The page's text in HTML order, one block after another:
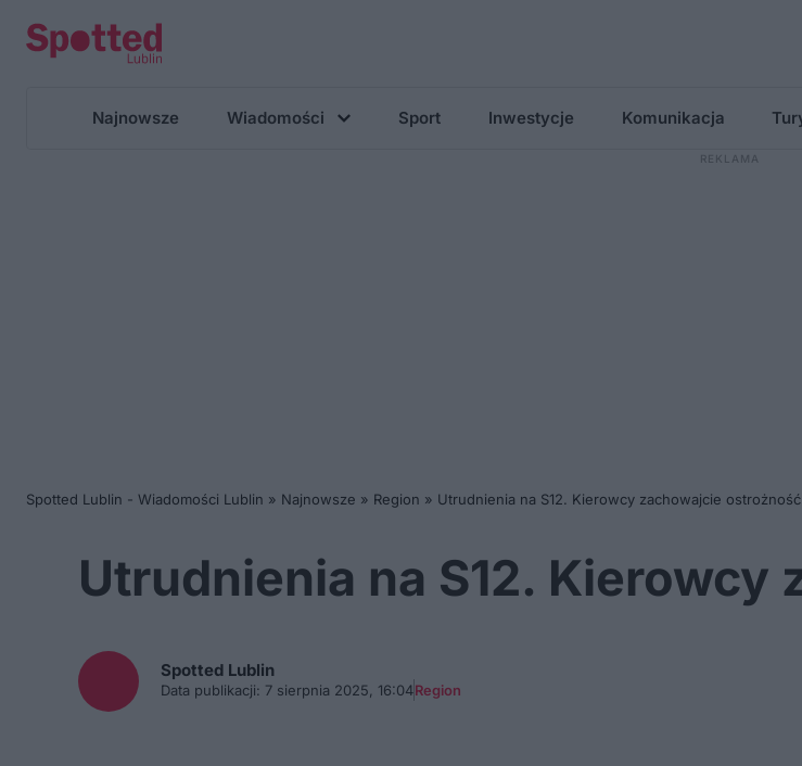
Najnowsze Wiadomości Sport Inwestycje Komunikacja
Spotted Lublin - Wiadomości Lublin » Najnowsze » Region » Utrudnienia na S12. Kierowcy zachowajcie ostrożność
Utrudnienia na S12.
Spotted Lublin
Data publikacji: 7 sierpnia 2025, 16:04Region